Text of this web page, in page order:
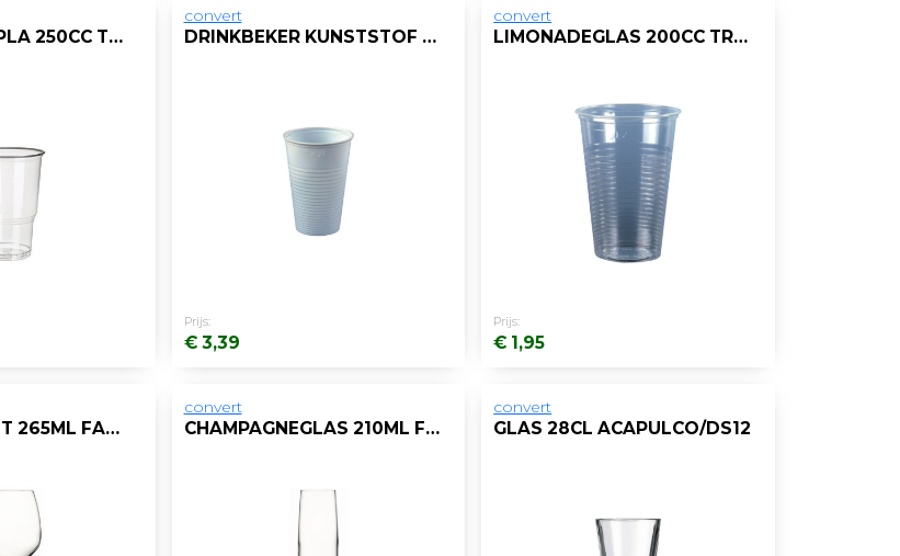
DRINKBEKER PLA 250CC TRANSP/30X70ST
convert
DRINKBEKER KUNSTSTOF 200CC WIT/PAK100
Prijs:
€ 3,39
convert
LIMONADEGLAS 200CC TRANSPARANT/PAK 25
Prijs:
€ 1,95
WIJNGLAS WIT 265ML FAME/DS6
convert
CHAMPAGNEGLAS 210ML FAME/DS6
convert
GLAS 28CL ACAPULCO/DS12